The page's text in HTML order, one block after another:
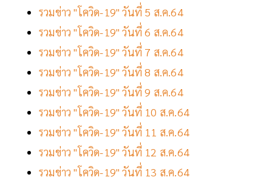
รวมข่าว "โควิด-19" วันที่ 5 ส.ค.64
รวมข่าว "โควิด-19" วันที่ 6 ส.ค.64
รวมข่าว "โควิด-19" วันที่ 7 ส.ค.64
รวมข่าว "โควิด-19" วันที่ 8 ส.ค.64
รวมข่าว "โควิด-19" วันที่ 9 ส.ค.64
รวมข่าว "โควิด-19" วันที่ 10 ส.ค.64
รวมข่าว "โควิด-19" วันที่ 11 ส.ค.64
รวมข่าว "โควิด-19" วันที่ 12 ส.ค.64
รวมข่าว "โควิด-19" วันที่ 13 ส.ค.64